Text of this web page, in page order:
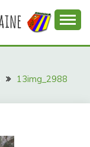
13img_2988